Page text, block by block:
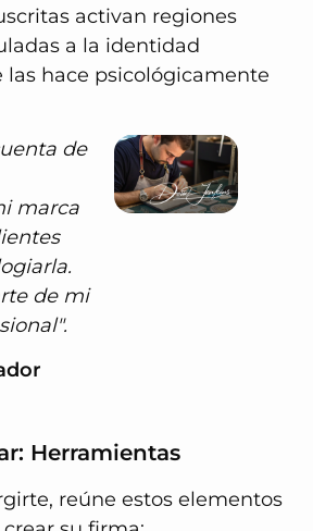
activan regiones
a la identidad
las hace psicológicamente
de
marca
de mi
Herramientas
reúne estos elementos